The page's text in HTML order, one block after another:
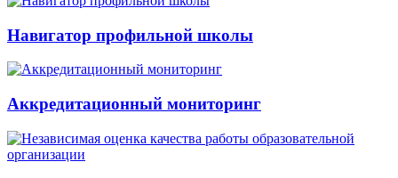
Навигатор профильной школы
Аккредитационный мониторинг